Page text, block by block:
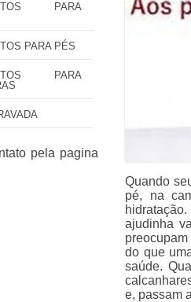
PARA
PARA PÉS
PARA
Quando
pé, na
ajudinha
do que
saúde.
e, passam